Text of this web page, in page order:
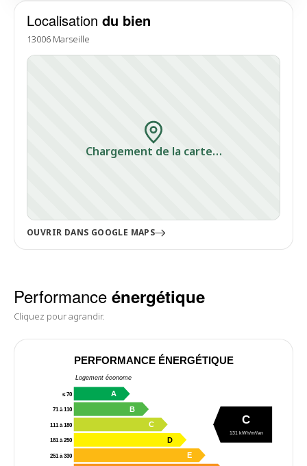
Localisation du bien
13006 Marseille
Chargement de la carte…
OUVRIR DANS GOOGLE MAPS
Performance énergétique
Cliquez pour agrandir.
PERFORMANCE ÉNERGÉTIQUE
Logement économe
≤ 70 A
71 à 110 B
111 à 180 C
181 à 250 D
251 à 330 E
C
131 kWh/m²/an